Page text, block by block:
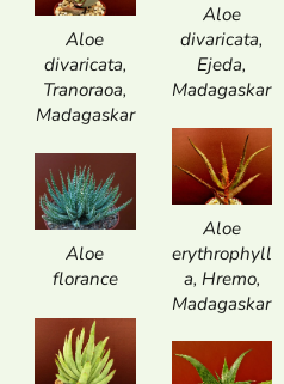
Aloe
divaricata,
Ejeda,
Madagaskar
Aloe
divaricata,
Tranoraoa,
Madagaskar
Aloe
erythrophyll
a, Hremo,
Madagaskar
Aloe
florance